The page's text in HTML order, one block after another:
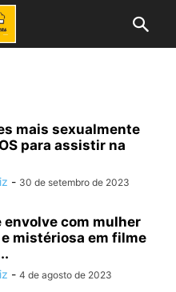
mais sexualmente
para assistir na
- 30 de setembro de 2023
envolve com mulher
mistériosa em filme
- 4 de agosto de 2023